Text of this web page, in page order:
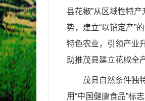
县花椒”从区域性特产
势，建立“以销定产”
特色农业，引领产业
助推茂县建立花椒全
茂县自然条件独
用“中国健康食品”标志